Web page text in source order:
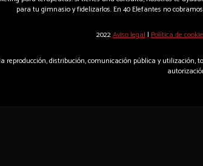
para tu gimnasio y fidelizarlos. En 40 Elefantes no
2022Aviso legal|Política de
reproducción, distribución, comunicación pública y